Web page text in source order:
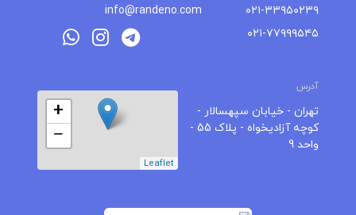
۰۲۱-۳۳۹۵۰۲۳۹
۰۲۱-۷۷۹۹۹۵۴۵
info@randeno.com
آدرس
تهران - خیابان سپهسالار -
کوچه آزادیخواه - پلاک 55 -
واحد 9
+
−
Leaflet